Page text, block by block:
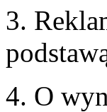
3.
4. O